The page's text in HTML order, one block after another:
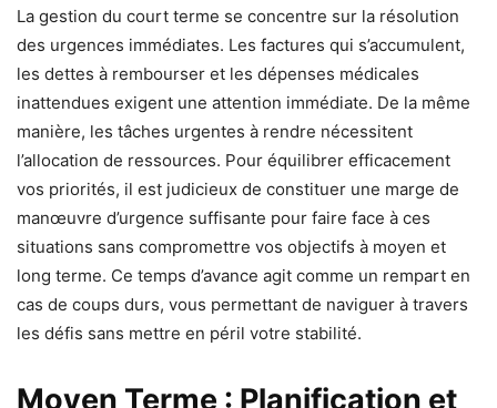
La gestion du court terme se concentre sur la résolution
des urgences immédiates. Les factures qui s’accumulent,
les dettes à rembourser et les dépenses médicales
inattendues exigent une attention immédiate. De la même
manière, les tâches urgentes à rendre nécessitent
l’allocation de ressources. Pour équilibrer efficacement
vos priorités, il est judicieux de constituer une marge de
manœuvre d’urgence suffisante pour faire face à ces
situations sans compromettre vos objectifs à moyen et
long terme. Ce temps d’avance agit comme un rempart en
cas de coups durs, vous permettant de naviguer à travers
les défis sans mettre en péril votre stabilité.
Moyen Terme : Planification et